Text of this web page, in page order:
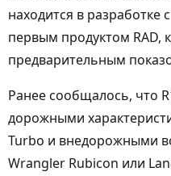
находится в разработке
первым продуктом RAD,
предварительным
Ранее сообщалось, что
дорожными
Turbo и внедорожными
Wrangler Rubicon или